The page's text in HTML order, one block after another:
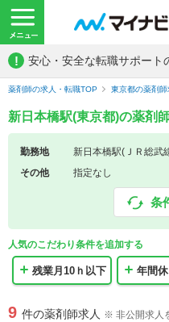
! 安心・安全な転職サポート
薬剤師の求人・転職TOP 東京都の薬剤師
新日本橋駅(東京都)の薬剤
勤務地
新日本橋駅(ＪＲ総武
その他
指定なし
条
人気のこだわり条件を追加する
残業月10ｈ以下 年間
9 件の薬剤師求人 ※ 非公開求人